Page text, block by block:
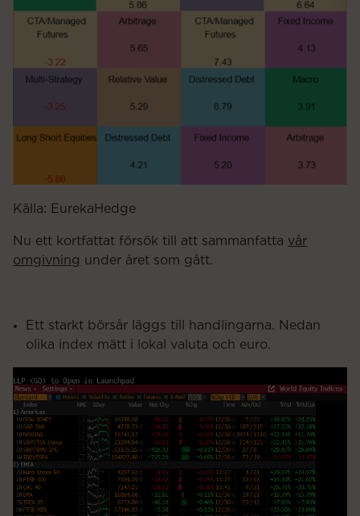
Källa: EurekaHedge
Nu ett kortfattat försök till att sammanfatta vår
omgivning under året som gått.
Ett starkt börsår läggs till handlingarna. Nedan
olika index mätt i lokal valuta och euro.